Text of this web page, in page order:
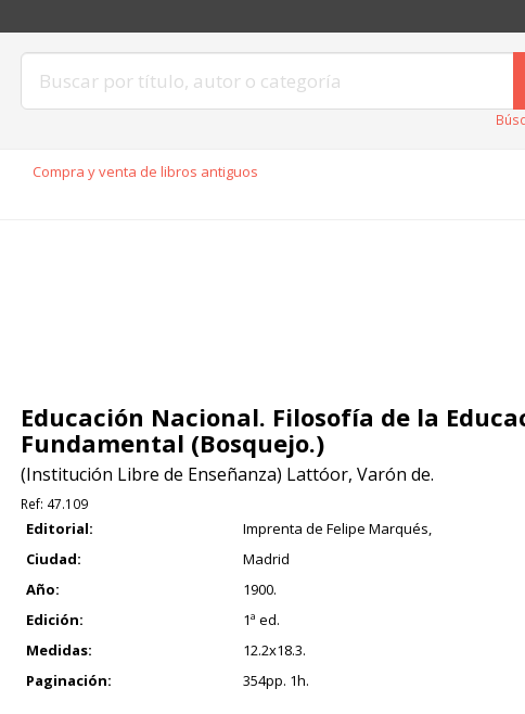
Compra y venta de libros antiguos
Educación Nacional. Filosofía de la
Fundamental (Bosquejo.)
(Institución Libre de Enseñanza) Lattóor, Varón de.
Ref: 47.109
Editorial:
Imprenta de Felipe Marqués,
Ciudad:
Madrid
Año:
1900.
Edición:
1ª ed.
Medidas:
12.2x18.3.
Paginación:
354pp. 1h.